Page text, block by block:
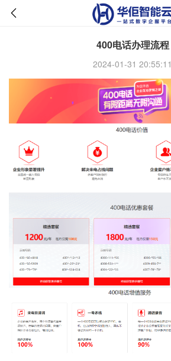
400电话办理流程
2024-01-31 20:55:11